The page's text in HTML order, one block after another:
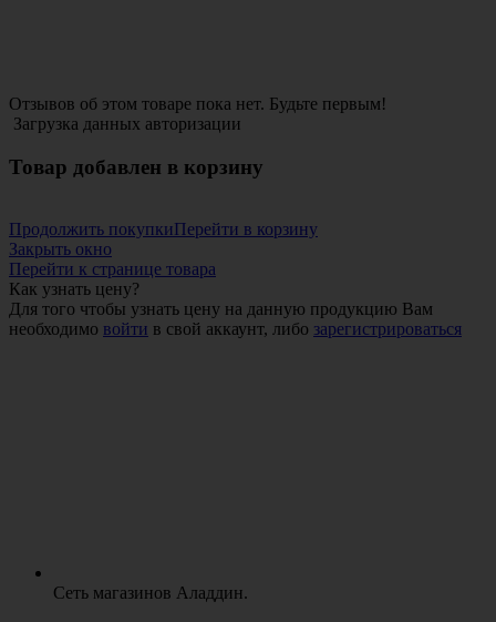
Отзывов об этом товаре пока нет. Будьте первым!
Загрузка данных авторизации
Товар добавлен в корзину
Продолжить покупкиПерейти в корзину
Закрыть окно
Перейти к странице товара
Как узнать цену?
Для того чтобы узнать цену на данную продукцию Вам
необходимо войти в свой аккаунт, либо зарегистрироваться
Сеть магазинов Аладдин.